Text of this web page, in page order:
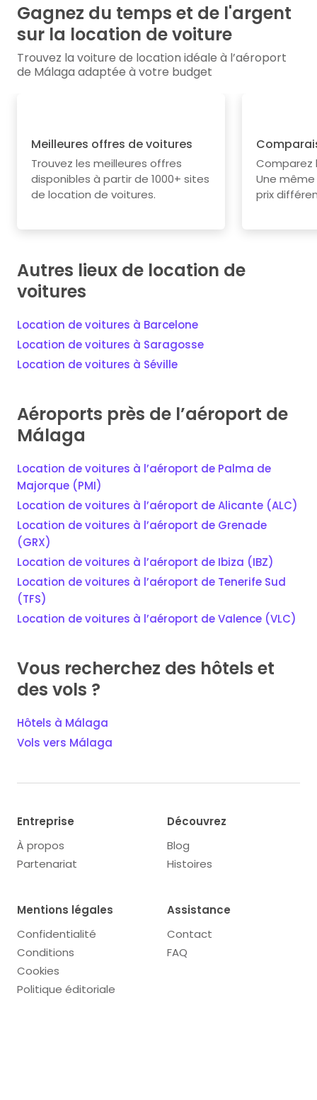
Gagnez du temps et de l'argent
sur la location de voiture
Trouvez la voiture de location idéale à l’aéroport
de Málaga adaptée à votre budget
Meilleures offres de voitures
Trouvez les meilleures offres
disponibles à partir de 1000+ sites
de location de voitures.
Comparez
Une
prix
Autres lieux de location de
voitures
Location de voitures à Barcelone
Location de voitures à Saragosse
Location de voitures à Séville
Aéroports près de l’aéroport de
Málaga
Location de voitures à l’aéroport de Palma de
Majorque (PMI)
Location de voitures à l’aéroport de Alicante (ALC)
Location de voitures à l’aéroport de Grenade
(GRX)
Location de voitures à l’aéroport de Ibiza (IBZ)
Location de voitures à l’aéroport de Tenerife Sud
(TFS)
Location de voitures à l’aéroport de Valence (VLC)
Vous recherchez des hôtels et
des vols ?
Hôtels à Málaga
Vols vers Málaga
Entreprise
À propos
Partenariat
Découvrez
Blog
Histoires
Mentions légales
Confidentialité
Conditions
Cookies
Politique éditoriale
Assistance
Contact
FAQ